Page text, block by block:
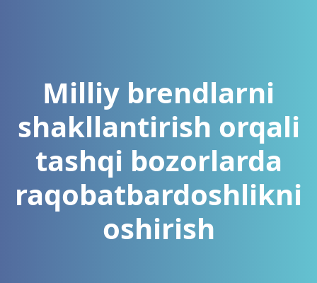
Milliy brendlarni
shakllantirish orqali
tashqi bozorlarda
raqobatbardoshlikni
oshirish